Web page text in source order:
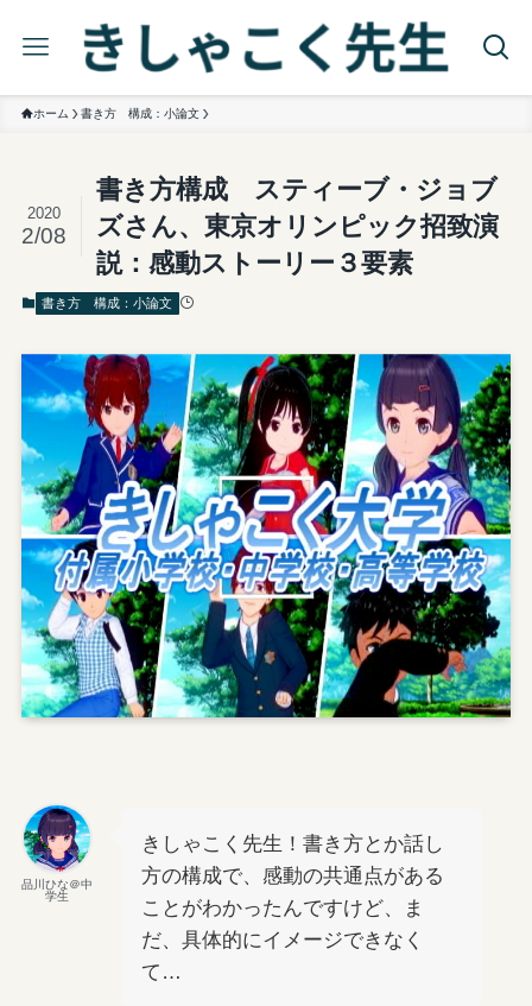
ホーム 書き方 構成：小論文
書き方構成 スティーブ・ジョブ
ズさん、東京オリンピック招致演
説：感動ストーリー３要素
2020
2/08
書き方 構成：小論文
品川ひな＠中
学生
きしゃこく先生！書き方とか話し
方の構成で、感動の共通点がある
ことがわかったんですけど、ま
だ、具体的にイメージできなく
て…